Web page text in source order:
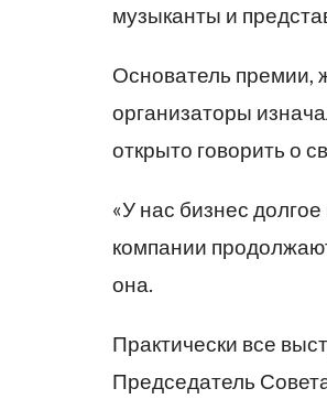
музыканты и
Основатель премии,
организаторы
открыто говорить о
«У нас бизнес
компании
она.
Практически все
Председатель